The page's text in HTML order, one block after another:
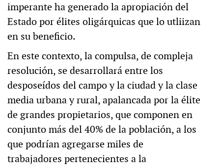
imperante ha generado la apropiación del
Estado por élites oligárquicas que lo utliizan
en su beneficio.
En este contexto, la compulsa, de compleja
resolución, se desarrollará entre los
desposeídos del campo y la ciudad y la clase
media urbana y rural, apalancada por la élite
de grandes propietarios, que componen en
conjunto más del 40% de la población, a los
que podrían agregarse miles de
trabajadores pertenecientes a la